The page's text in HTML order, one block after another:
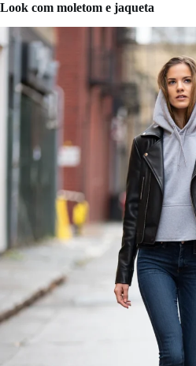
Look com moletom e jaqueta